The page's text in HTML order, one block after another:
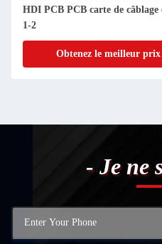
HDI PCB PCB carte de câblage
1-2
Obtenez le meilleur prix
- Je ne